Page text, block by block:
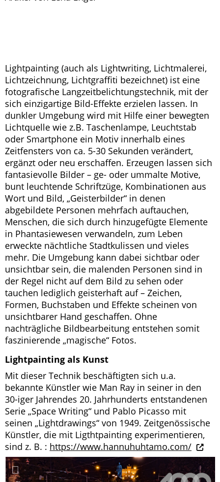
Lightpainting (auch als Lightwriting, Lichtmalerei,
Lichtzeichnung, Lichtgraffiti bezeichnet) ist eine
fotografische Langzeitbelichtungstechnik, mit der
sich einzigartige Bild-Effekte erzielen lassen. In
dunkler Umgebung wird mit Hilfe einer bewegten
Lichtquelle wie z.B. Taschenlampe, Leuchtstab
oder Smartphone ein Motiv innerhalb eines
Zeitfensters von ca. 5-30 Sekunden verändert,
ergänzt oder neu erschaffen. Erzeugen lassen sich
fantasievolle Bilder – ge- oder ummalte Motive,
bunt leuchtende Schriftzüge, Kombinationen aus
Wort und Bild, „Geisterbilder“ in denen
abgebildete Personen mehrfach auftauchen,
Menschen, die sich durch hinzugefügte Elemente
in Phantasiewesen verwandeln, zum Leben
erweckte nächtliche Stadtkulissen und vieles
mehr. Die Umgebung kann dabei sichtbar oder
unsichtbar sein, die malenden Personen sind in
der Regel nicht auf dem Bild zu sehen oder
tauchen lediglich geisterhaft auf – Zeichen,
Formen, Buchstaben und Effekte scheinen von
unsichtbarer Hand geschaffen. Ohne
nachträgliche Bildbearbeitung entstehen somit
faszinierende „magische“ Fotos.
Lightpainting als Kunst
Mit dieser Technik beschäftigten sich u.a.
bekannte Künstler wie Man Ray in seiner in den
30-iger Jahrendes 20. Jahrhunderts entstandenen
Serie „Space Writing“ und Pablo Picasso mit
seinen „Lightdrawings“ von 1949. Zeitgenössische
Künstler, die mit Ligthtpainting experimentieren,
sind z. B. : https://www.hannuhuhtamo.com/